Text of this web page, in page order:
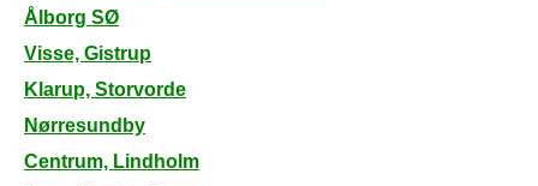
Ålborg SØ
Visse, Gistrup
Klarup, Storvorde
Nørresundby
Centrum, Lindholm